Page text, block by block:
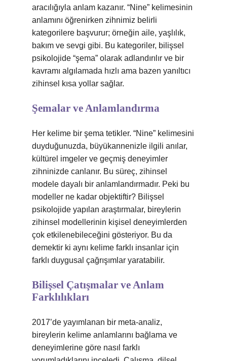
aracılığıyla anlam kazanır. “Nine” kelimesinin
anlamını öğrenirken zihnimiz belirli
kategorilere başvurur; örneğin aile, yaşlılık,
bakım ve sevgi gibi. Bu kategoriler, bilişsel
psikolojide “şema” olarak adlandırılır ve bir
kavramı algılamada hızlı ama bazen yanıltıcı
zihinsel kısa yollar sağlar.
Şemalar ve Anlamlandırma
Her kelime bir şema tetikler. “Nine” kelimesini
duyduğunuzda, büyükannenizle ilgili anılar,
kültürel imgeler ve geçmiş deneyimler
zihninizde canlanır. Bu süreç, zihinsel
modele dayalı bir anlamlandırmadır. Peki bu
modeller ne kadar objektiftir? Bilişsel
psikolojide yapılan araştırmalar, bireylerin
zihinsel modellerinin kişisel deneyimlerden
çok etkilenebileceğini gösteriyor. Bu da
demektir ki aynı kelime farklı insanlar için
farklı duygusal çağrışımlar yaratabilir.
Bilişsel Çatışmalar ve Anlam
Farklılıkları
2017’de yayımlanan bir meta‑analiz,
bireylerin kelime anlamlarını bağlama ve
deneyimlerine göre nasıl farklı